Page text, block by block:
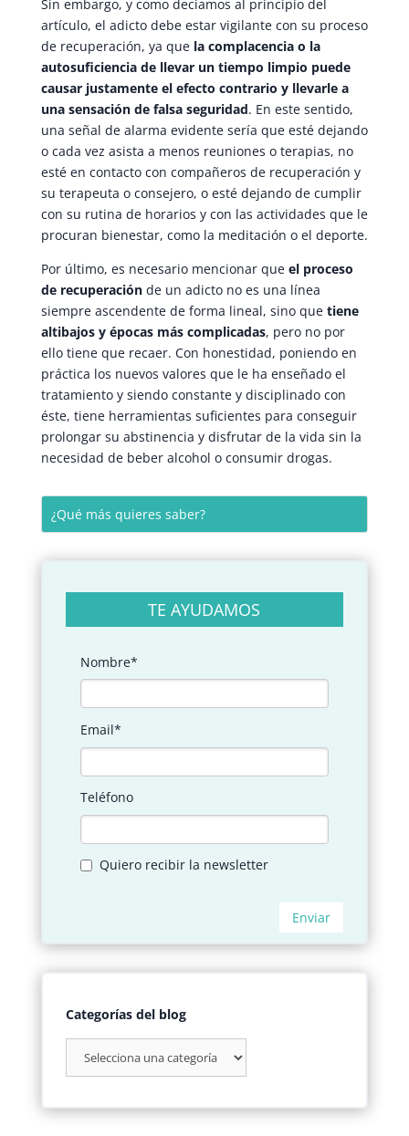
Sin embargo, y como decíamos al principio del
artículo, el adicto debe estar vigilante con su proceso
de recuperación, ya que la complacencia o la
autosuficiencia de llevar un tiempo limpio puede
causar justamente el efecto contrario y llevarle a
una sensación de falsa seguridad. En este sentido,
una señal de alarma evidente sería que esté dejando
o cada vez asista a menos reuniones o terapias, no
esté en contacto con compañeros de recuperación y
su terapeuta o consejero, o esté dejando de cumplir
con su rutina de horarios y con las actividades que le
procuran bienestar, como la meditación o el deporte.
Por último, es necesario mencionar queel proceso
de recuperaciónde un adicto no es una línea
siempre ascendente de forma lineal, sino que tiene
altibajos y épocas más complicadas, pero no por
ello tiene que recaer. Con honestidad, poniendo en
práctica los nuevos valores que le ha enseñado el
tratamiento y siendo constante y disciplinado con
éste, tiene herramientas suficientes para conseguir
prolongar su abstinencia y disfrutar de la vida sin la
necesidad de beber alcohol o consumir drogas.
TE AYUDAMOS
Categorías del blog